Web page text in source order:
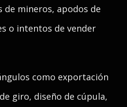
de mineros, apodos de
o intentos de vender
como exportación
giro, diseño de cúpula,